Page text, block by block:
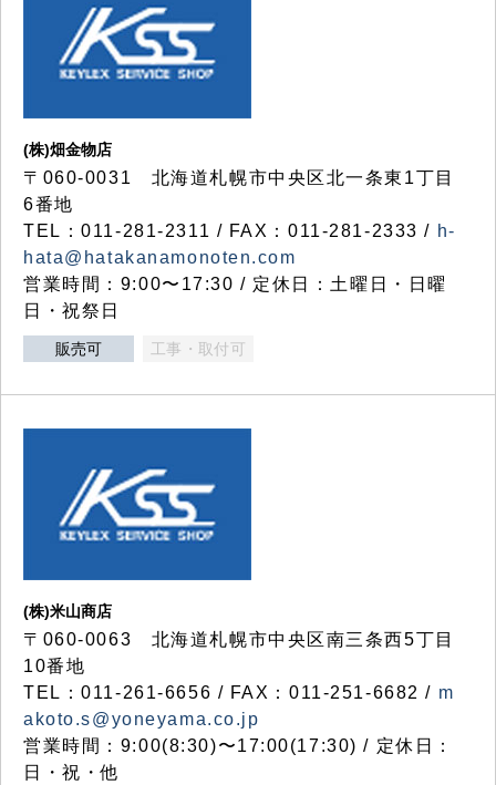
(株)畑金物店
〒060-0031 北海道札幌市中央区北一条東1丁目
6番地
TEL：011-281-2311 / FAX：011-281-2333 / h-
hata@hatakanamonoten.com
営業時間：9:00〜17:30 / 定休日：土曜日・日曜
日・祝祭日
販売可 工事・取付可
(株)米山商店
〒060-0063 北海道札幌市中央区南三条西5丁目
10番地
TEL：011-261-6656 / FAX：011-251-6682 / m
akoto.s@yoneyama.co.jp
営業時間：9:00(8:30)〜17:00(17:30) / 定休日：
日・祝・他